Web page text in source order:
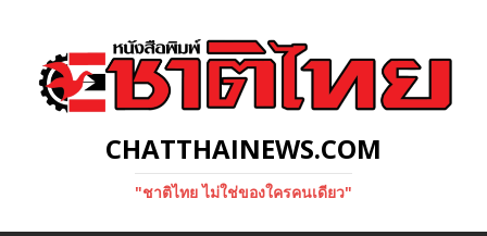
CHATTHAINEWS.COM
"ชาติไทย ไม่ใช่ของใครคนเดียว"